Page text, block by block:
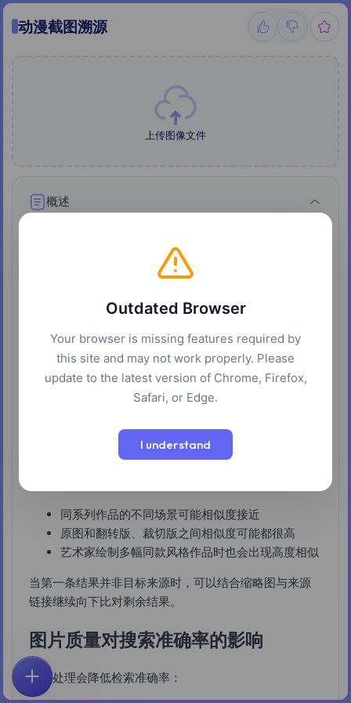
动漫截图溯源
上传图像文件
概述
动漫截图溯源工具是一个以图搜图工具，专门针对二次
元内容设计：上传动漫截图、插画、同人图或游戏 CG，
工具通过 SauceNAO 图像特征检索返回多个候选来源，
显示相似度评分、缩略图预览和原始发布链接，帮助快
HEIC、WEBP 格式上传。
搜索结果的正确解读
相似度数值代表与上传图片的图像特征接近程度，数值
越高通常越可能是正确来源，但不等于完全一致。以下
同系列作品的不同场景可能相似度接近
原图和翻转版、裁切版之间相似度可能都很高
艺术家绘制多幅同款风格作品时也会出现高度相似
当第一条结果并非目标来源时，可以结合缩略图与来源
链接继续向下比对剩余结果。
图片质量对搜索准确率的影响
以下处理会降低检索准确率：
首页 探索 搜索
Outdated Browser
Your browser is missing features required by
this site and may not work properly. Please
update to the latest version of Chrome, Firefox,
Safari, or Edge.
I understand